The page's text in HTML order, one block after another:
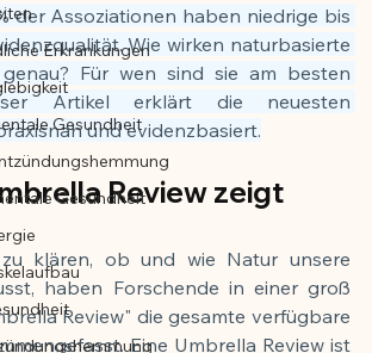
Erkrankungen
Gesundheit
Gesundheit
der Assoziationen haben niedrige bis
Wie wirken naturbasierte
Für wen sind sie am besten
Artikel erklärt die neuesten
und evidenzbasiert.
Review zeigt
klären, ob und wie Natur unsere
haben Forschende in einer groß
Review" die gesamte verfügbare
Eine Umbrella Review ist